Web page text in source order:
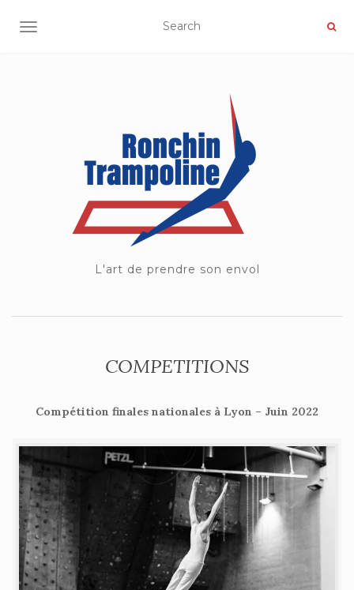
OUVRIR/FERMER LA NAVIGATION
L'art de prendre son envol
COMPETITIONS
Compétition finales nationales à Lyon – Juin 2022